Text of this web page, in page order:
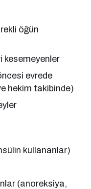
öğün
kesemeyenler
evrede
hekim takibinde)
kullananlar)
(anoreksiya,